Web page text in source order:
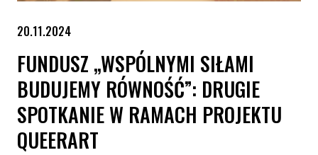
20.11.2024
FUNDUSZ „WSPÓLNYMI SIŁAMI
BUDUJEMY RÓWNOŚĆ”: DRUGIE
SPOTKANIE W RAMACH PROJEKTU
QUEERART